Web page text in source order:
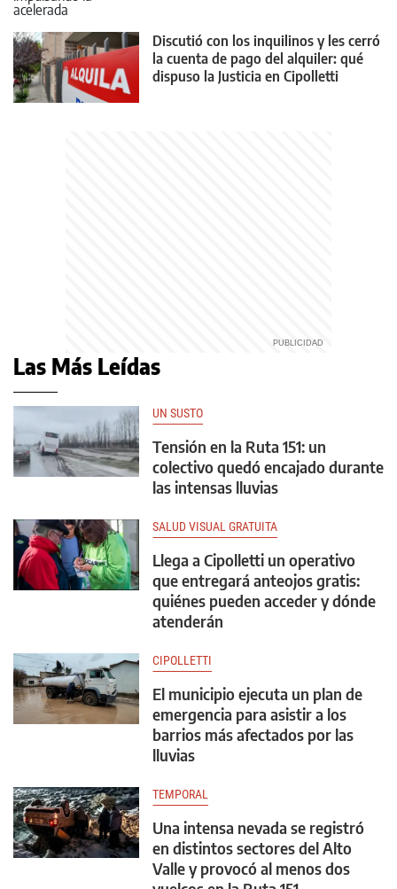
Discutió con los inquilinos y les cerró
la cuenta de pago del alquiler: qué
dispuso la Justicia en Cipolletti
Las Más Leídas
UN SUSTO
Tensión en la Ruta 151: un
colectivo quedó encajado durante
las intensas lluvias
SALUD VISUAL GRATUITA
Llega a Cipolletti un operativo
que entregará anteojos gratis:
quiénes pueden acceder y dónde
atenderán
CIPOLLETTI
El municipio ejecuta un plan de
emergencia para asistir a los
barrios más afectados por las
lluvias
TEMPORAL
Una intensa nevada se registró
en distintos sectores del Alto
Valle y provocó al menos dos